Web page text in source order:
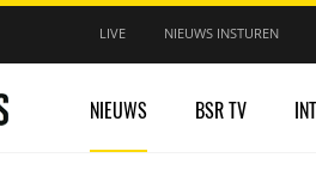
LIVE NIEUWS INSTUREN
NIEUWS BSR TV